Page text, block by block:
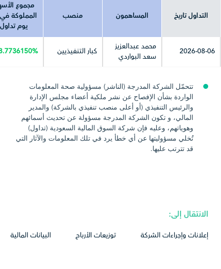
التداول تاريخ المساهمون منصب
مجموع
المملوكة
يوم تداول
2026-08-06
محمد عبدالعزيز
سعد البواردي
كبار التنفيذيين
تتحمّل الشركة المدرجة (الناشر) مسؤولية صحة المعلومات
الواردة بشأن الإفصاح عن نشر ملكية أعضاء مجلس الإدارة
والرئيس التنفيذي (أو أعلى منصب تنفيذي بالشركة) والمدير
المالي، و تكون الشركة المدرجة مسؤولة عن تحديث أسمائهم
وهوياتهم، وعليه فإن شركة السوق المالية السعودية (تداول)
تُخلي مسؤوليتها عن أي خطأ يرد في تلك المعلومات والآثار التي
قد تترتب عليها.
الانتقال إلى:
إعلانات وإجراءات الشركة توزيعات الأرباح البيانات المالية